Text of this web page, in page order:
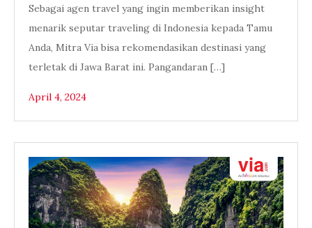
Sebagai agen travel yang ingin memberikan insight
menarik seputar traveling di Indonesia kepada Tamu
Anda, Mitra Via bisa rekomendasikan destinasi yang
terletak di Jawa Barat ini. Pangandaran […]
April 4, 2024